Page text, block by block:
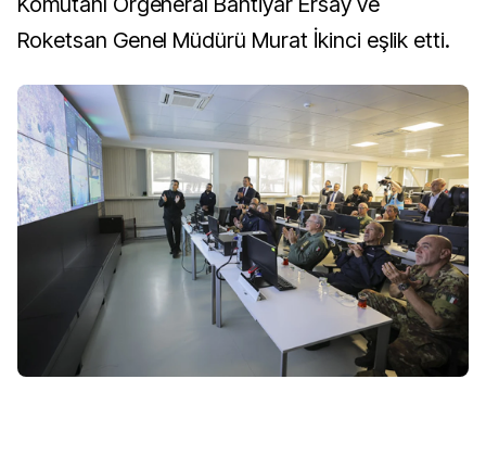
Roketsan Genel Müdürü Murat İkinci eşlik etti.